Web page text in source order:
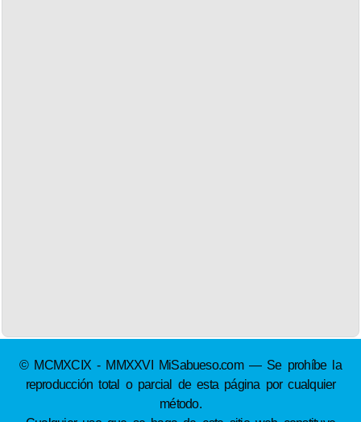
© MCMXCIX - MMXXVI MiSabueso.com — Se prohíbe la
reproducción total o parcial de esta página por cualquier
método.